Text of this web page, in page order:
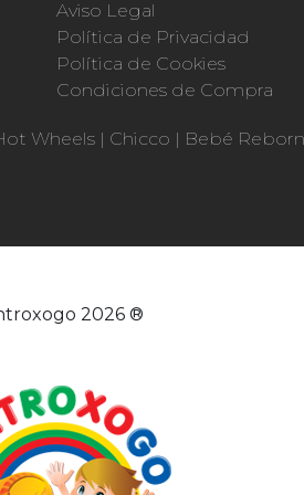
Aviso Legal
Política de Privacidad
Política de Cookies
Condiciones de Compra
Wheels | Chicco | Bebé Reborn
2026 ®